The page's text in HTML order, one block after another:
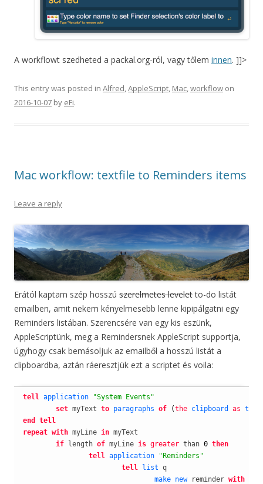
A workflowt szedheted a packal.org-ról, vagy tőlem innen. ]]>
This entry was posted in Alfred,AppleScript, Mac,workflow on
2016-10-07 by eFi.
Mac workflow: textfile to Reminders items
Leave a reply
Erától kaptam szép hosszú szerelmetes leveletto-do listát
emailben, amit nekem kényelmesebb lenne kipipálgatni egy
Reminders listában. Szerencsére van egy kis eszünk,
AppleScriptünk, meg a Remindersnek AppleScript supportja,
úgyhogy csak bemásoljuk az emailből a hosszú listát a
clipboardba, aztán ráeresztjük ezt a scriptet és voila:
tell application
"System Events"
set myText to paragraphs of (the clipboard as text
end
tell
repeat with myLine in myText
if length of myLine is greater than 0 then
tell
application
"Reminders"
tell
list q
make new reminder with